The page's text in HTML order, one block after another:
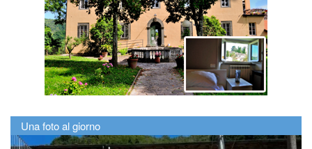
Una foto al giorno